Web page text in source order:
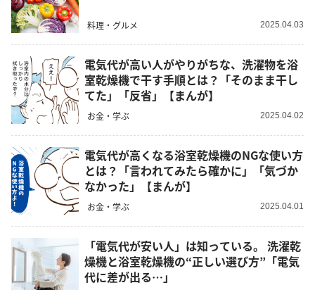
料理・グルメ 2025.04.03
電気代が高い人がやりがちな、洗濯物を浴
室乾燥機で干す手順とは？「そのまま干し
てた」「反省」【まんが】
お金・学ぶ 2025.04.02
電気代が高くなる浴室乾燥機のNGな使い方
とは？「言われてみたら確かに」「気づか
なかった」【まんが】
お金・学ぶ 2025.04.01
「電気代が安い人」は知っている。 洗濯乾
燥機と浴室乾燥機の“正しい選び方”「電気
代に差が出る…」